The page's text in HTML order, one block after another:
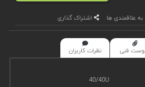
علاقمندی ها اشتراک گذاری
فنی نظرات کاربران
40/40U